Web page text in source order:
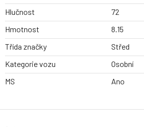
Hlučnost
72
Hmotnost
8.15
Třída značky
Střed
Kategorie vozu
Osobní
MS
Ano